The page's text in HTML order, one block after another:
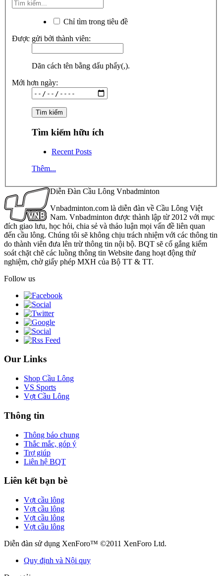
Chỉ tìm trong tiêu đề
Được gửi bởi thành viên:
Dãn cách tên bằng dấu phẩy(,).
Mới hơn ngày:
Tìm kiếm hữu ích
Recent Posts
Thêm...
Diễn Đàn Cầu Lông Vnbadminton
Vnbadminton.com là diễn đàn về Cầu Lông Việt
Nam. Vnbadminton được thành lập từ 2012 với mục
đích giao lưu, học hỏi, chia sẻ và thảo luận mọi vấn đề liên quan
đến cầu lông. Chúng tôi sẽ không chịu trách nhiệm với các thông tin
do thành viên đưa lên trừ thông tin nội bộ. BQT sẽ cố gắng kiểm
soát chặt chẽ các luồng thông tin Website đang hoạt động thử
nghiệm, chờ giấy phép MXH của Bộ TT & TT.
Follow us
Our Links
Shop Cầu Lông
VS Sports
Vợt Cầu Lông
Thông tin
Thông báo chung
Thắc mắc, góp ý
Trợ giúp
Liên hệ BQT
Liên kết bạn bè
Vợt cầu lông
Vợt cầu lông
Vợt cầu lông
Vợt cầu lông
Diễn đàn sử dụng XenForo™ ©2011 XenForo Ltd.
Quy định và Nội quy